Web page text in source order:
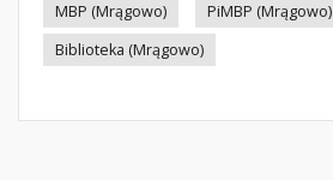
MBP (Mrągowo)
PiMBP (Mrągowo)
Biblioteka (Mrągowo)